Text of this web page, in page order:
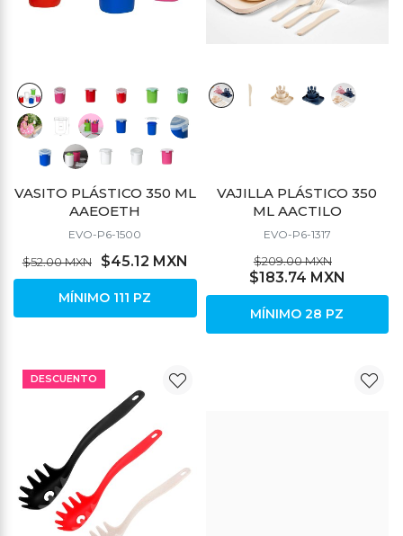
VASITO PLÁSTICO 350 ML
AAEOETH
EVO-P6-1500
$52.00 MXN $45.12 MXN
MÍNIMO 111 PZ
VAJILLA PLÁSTICO 350
ML AACTILO
EVO-P6-1317
$209.00 MXN
$183.74 MXN
MÍNIMO 28 PZ
DESCUENTO